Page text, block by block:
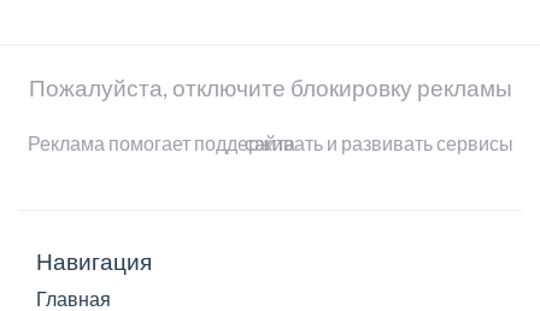
Пожалуйста, отключите блокировку рекламы
Реклама помогает поддерживать и развивать сервисы сайта
Навигация
Главная